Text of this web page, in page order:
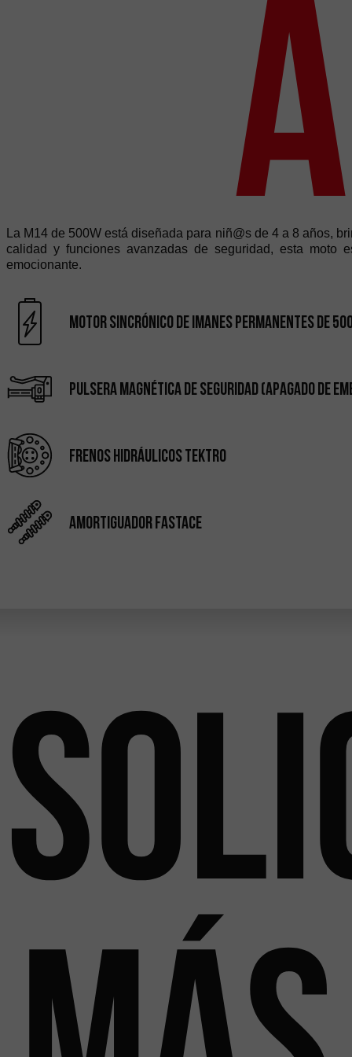
La M14 de 500W está diseñada para niñ@s de 4 a 8 años,
calidad y funciones avanzadas de seguridad, esta moto
emocionante.
Motor sincrónico de imanes permanentes de
Pulsera magnética de seguridad (apagado de
Frenos hidráulicos Tektro
Amortiguador Fastace